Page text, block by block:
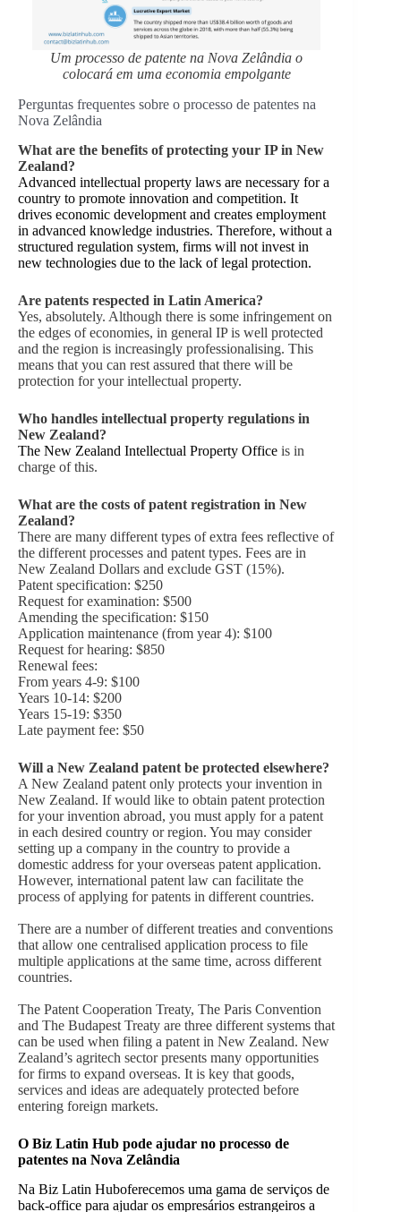
Um processo de patente na Nova Zelândia o
colocará em uma economia empolgante
Perguntas frequentes sobre o processo de patentes na
Nova Zelândia
What are the benefits of protecting your IP in New
Zealand?
Advanced intellectual property laws are necessary for a
country to promote innovation and competition. It
drives economic development and creates employment
in advanced knowledge industries. Therefore, without a
structured regulation system, firms will not invest in
new technologies due to the lack of legal protection.
Are patents respected in Latin America?
Yes, absolutely. Although there is some infringement on
the edges of economies, in general IP is well protected
and the region is increasingly professionalising. This
means that you can rest assured that there will be
protection for your intellectual property.
Who handles intellectual property regulations in
New Zealand?
The New Zealand Intellectual Property Office is in
charge of this.
What are the costs of patent registration in New
Zealand?
There are many different types of extra fees reflective of
the different processes and patent types. Fees are in
New Zealand Dollars and exclude GST (15%).
Patent specification: $250
Request for examination: $500
Amending the specification: $150
Application maintenance (from year 4): $100
Request for hearing: $850
Renewal fees:
From years 4-9: $100
Years 10-14: $200
Years 15-19: $350
Late payment fee: $50
Will a New Zealand patent be protected elsewhere?
A New Zealand patent only protects your invention in
New Zealand. If would like to obtain patent protection
for your invention abroad, you must apply for a patent
in each desired country or region. You may consider
setting up a company in the country to provide a
domestic address for your overseas patent application.
However, international patent law can facilitate the
process of applying for patents in different countries.
There are a number of different treaties and conventions
that allow one centralised application process to file
multiple applications at the same time, across different
countries.
The Patent Cooperation Treaty, The Paris Convention
and The Budapest Treaty are three different systems that
can be used when filing a patent in New Zealand. New
Zealand’s agritech sector presents many opportunities
for firms to expand overseas. It is key that goods,
services and ideas are adequately protected before
entering foreign markets.
O Biz Latin Hub pode ajudar no processo de
patentes na Nova Zelândia
Na Biz Latin Huboferecemos uma gama de serviços de
back-office para ajudar os empresários estrangeiros a